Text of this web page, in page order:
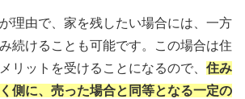
理由で、家を残したい場合には、一方
続けることも可能です。この場合は住
リットを受けることになるので、 住み
側に、売った場合と同等となる一定の